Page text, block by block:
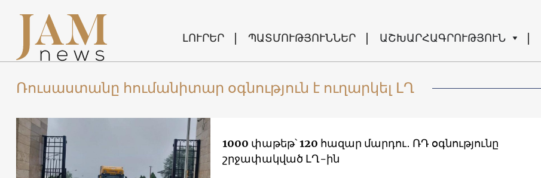
ԼՈՒՐԵՐ ՊԱՏՄՈՒԹՅՈՒՆՆԵՐ ԱՇԽԱՐՀԱԳՐՈՒԹՅՈՒՆ
Ռուսաստանը հումանիտար օգնություն է ուղարկել ԼՂ
1000 փաթեթ՝ 120 հազար մարդու․ ՌԴ օգնությունը
շրջափակված ԼՂ-ին